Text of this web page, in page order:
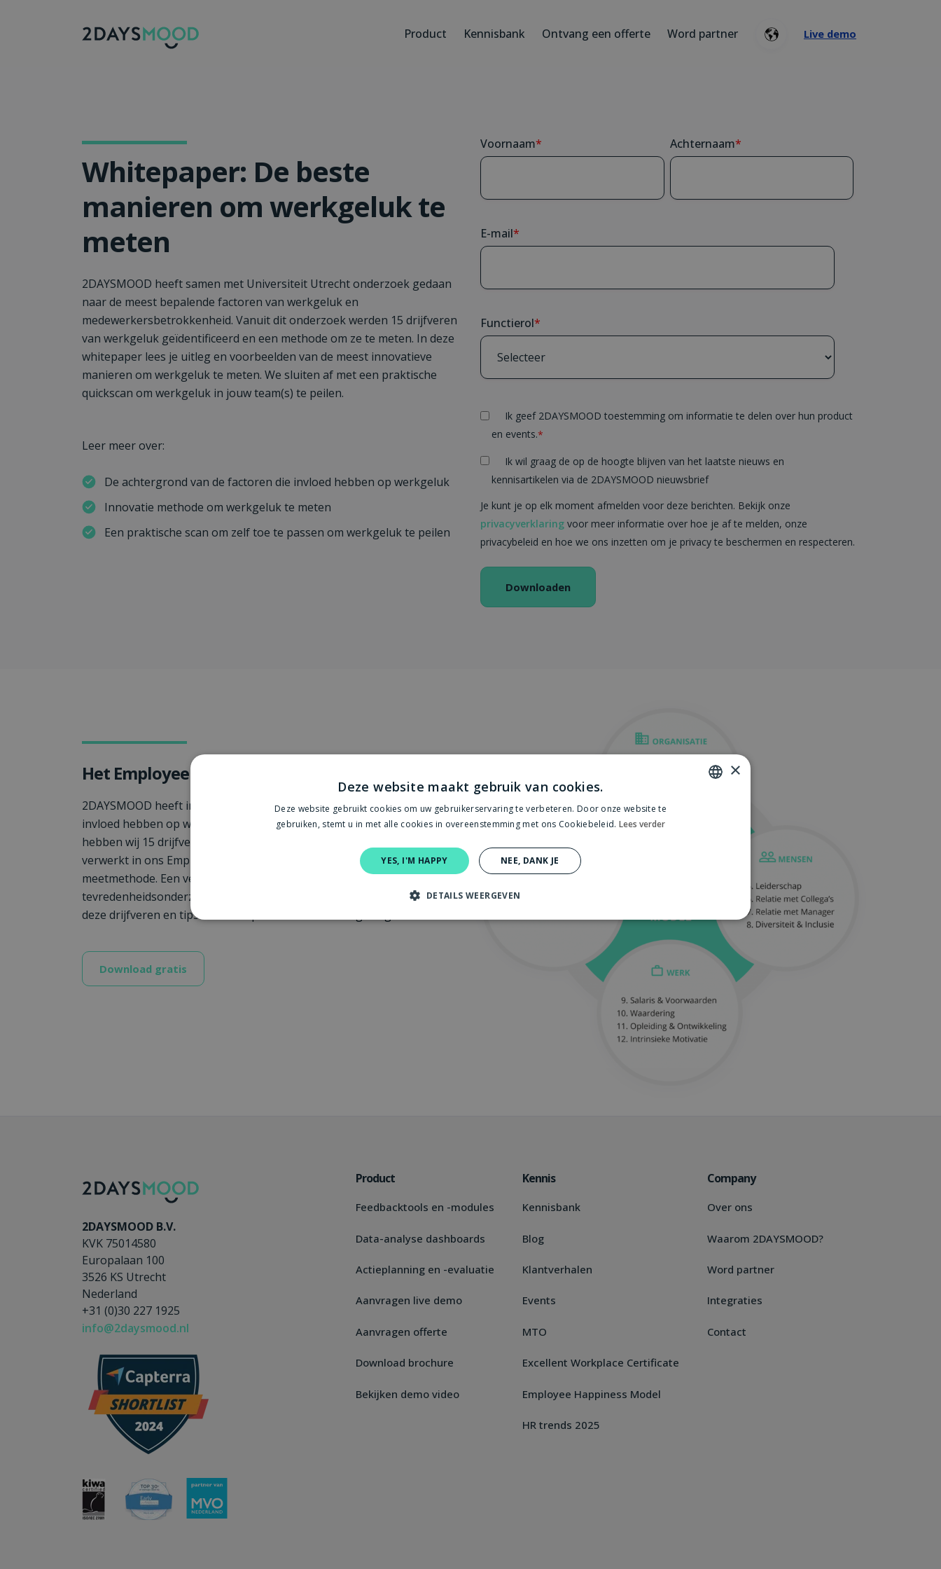
Product Kennisbank Ontvang een offerte Word partner Live demo
Whitepaper: De beste
manieren om werkgeluk te
meten
2DAYSMOOD heeft samen met Universiteit Utrecht onderzoek gedaan
naar de meest bepalende factoren van werkgeluk en
medewerkersbetrokkenheid. Vanuit dit onderzoek werden 15 drijfveren
van werkgeluk geïdentificeerd en een methode om ze te meten. In deze
whitepaper lees je uitleg en voorbeelden van de meest innovatieve
manieren om werkgeluk te meten. We sluiten af met een praktische
quickscan om werkgeluk in jouw team(s) te peilen.
Leer meer over:
De achtergrond van de factoren die invloed hebben op werkgeluk
Innovatie methode om werkgeluk te meten
Een praktische scan om zelf toe te passen om werkgeluk te peilen
Voornaam* Achternaam*
E-mail*
Functierol*
Ik geef 2DAYSMOOD toestemming om informatie te delen over hun product
en events.*
Ik wil graag de op de hoogte blijven van het laatste nieuws en
kennisartikelen via de 2DAYSMOOD nieuwsbrief
Je kunt je op elk moment afmelden voor deze berichten. Bekijk onze
privacyverklaringvoor meer informatie over hoe je af te melden, onze
privacybeleid en hoe we ons inzetten om je privacy te beschermen en respecteren.
Het Employee Happiness Model
2DAYSMOOD heeft intensief onderzoek gedaan naar de factoren die
invloed hebben op werkgeluk en medewerkersbetrokkenheid. Zo
hebben wij 15 drijfveren voor werkgeluk geïdentificeerd die zijn
verwerkt in ons Employee Happiness Model® en onze realtime
meetmethode. Een vervanging van het traditionele
tevredenheidsonderzoek. In de whitepaper werkgeluk lees je meer over
deze drijfveren en tips voor een positievere werkomgeving.
Download gratis
2DAYSMOOD B.V.
KVK 75014580
Europalaan 100
3526 KS Utrecht
Nederland
+31 (0)30 227 1925
info@2daysmood.nl
Product
Feedbacktools en -modules
Data-analyse dashboards
Actieplanning en -evaluatie
Aanvragen live demo
Aanvragen offerte
Download brochure
Bekijken demo video
Kennis
Kennisbank
Blog
Klantverhalen
Events
MTO
Excellent Workplace Certificate
Employee Happiness Model
HR trends 2025
Company
Over ons
Waarom 2DAYSMOOD?
Word partner
Integraties
Contact
×
Deze website maakt gebruik van cookies.
Deze website gebruikt cookies om uw gebruikerservaring te verbeteren. Door onze website te
gebruiken, stemt u in met alle cookies in overeenstemming met ons Cookiebeleid. Lees verder
YES, I'M HAPPY NEE, DANK JE
DETAILS WEERGEVEN